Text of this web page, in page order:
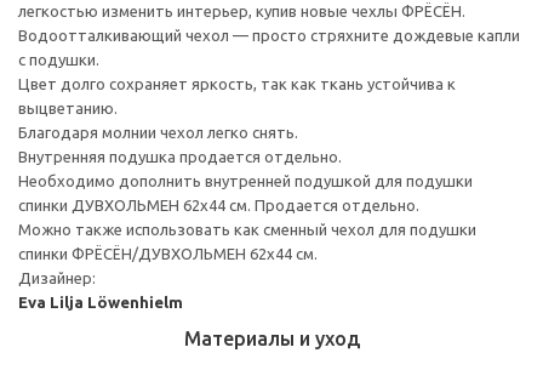
легкостью изменить интерьер, купив новые чехлы ФРЁСЁН.
Водоотталкивающий чехол — просто стряхните дождевые капли
с подушки.
Цвет долго сохраняет яркость, так как ткань устойчива к
выцветанию.
Благодаря молнии чехол легко снять.
Внутренняя подушка продается отдельно.
Необходимо дополнить внутренней подушкой для подушки
спинки ДУВХОЛЬМЕН 62x44 см. Продается отдельно.
Можно также использовать как сменный чехол для подушки
спинки ФРЁСЁН/ДУВХОЛЬМЕН 62x44 см.
Дизайнер:
Eva Lilja Löwenhielm
Материалы и уход